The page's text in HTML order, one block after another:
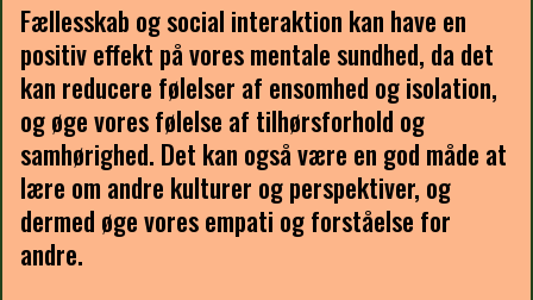
Fællesskab og social interaktion kan have en
positiv effekt på vores mentale sundhed, da det
kan reducere følelser af ensomhed og isolation,
og øge vores følelse af tilhørsforhold og
samhørighed. Det kan også være en god måde at
lære om andre kulturer og perspektiver, og
dermed øge vores empati og forståelse for
andre.